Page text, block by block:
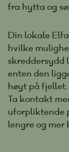
fra hytta og
Din lokale
hvilke
skreddersydd
enten den
høyt på fjellet.
Ta kontakt
uforpliktende
lengre og mer